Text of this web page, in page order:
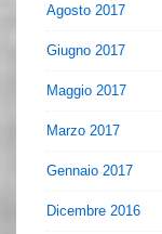
Agosto 2017
Giugno 2017
Maggio 2017
Marzo 2017
Gennaio 2017
Dicembre 2016